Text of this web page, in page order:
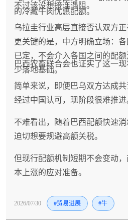
的冷藏牛肉优惠配额。
不过该设想接连遇阻。
乌拉圭行业高层直接否认双方正
更关键的是，中方明确立场：
已定，不会介入各国之间的配
少落地基础。
巴西农畜联合会也证实了这一现
简单来说，即便巴乌双方达成
经过中国认可，现阶段很难推进
不难看出，随着巴西配额快速
迫切想要规避高额关税。
但现行配额机制短期不会变动
本上涨的应对准备。
2026/07/30 #贸易进展 #牛